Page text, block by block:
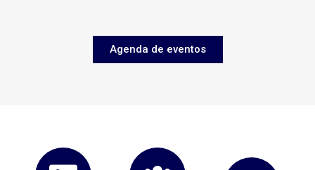
Agenda de eventos